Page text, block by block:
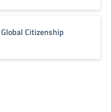
Citizenship